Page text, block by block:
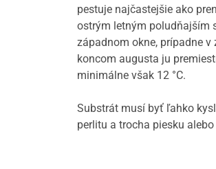
pestuje najčastejšie ako
ostrým letným poludňajším
západnom okne, prípadne
koncom augusta ju
minimálne však 12 °C.
Substrát musí byť ľahko
perlitu a trocha piesku alebo